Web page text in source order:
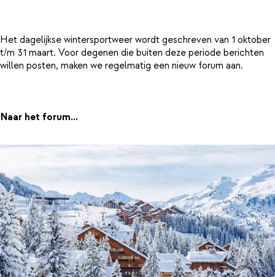
Het dagelijkse wintersportweer wordt geschreven van 1 oktober
t/m 31 maart. Voor degenen die buiten deze periode berichten
willen posten, maken we regelmatig een nieuw forum aan.
Naar het forum...